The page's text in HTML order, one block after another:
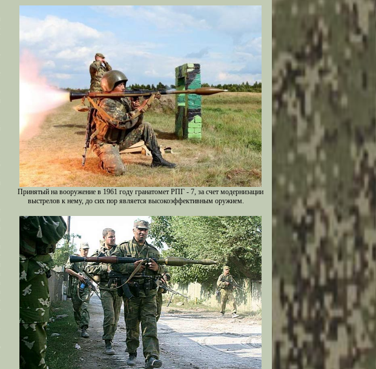
Принятый на вооружение в 1961 году гранатомет РПГ - 7, за счет модернизации
выстрелов к нему, до сих пор является высокоэффективным оружием.